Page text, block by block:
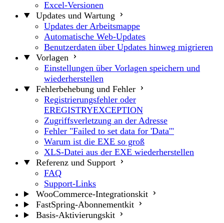
Excel-Versionen
Updates und Wartung
Updates der Arbeitsmappe
Automatische Web-Updates
Benutzerdaten über Updates hinweg migrieren
Vorlagen
Einstellungen über Vorlagen speichern und
wiederherstellen
Fehlerbehebung und Fehler
Registrierungsfehler oder
EREGISTRYEXCEPTION
Zugriffsverletzung an der Adresse
Fehler "Failed to set data for 'Data'"
Warum ist die EXE so groß
XLS-Datei aus der EXE wiederherstellen
Referenz und Support
FAQ
Support-Links
WooCommerce-Integrationskit
FastSpring-Abonnementkit
Basis-Aktivierungskit